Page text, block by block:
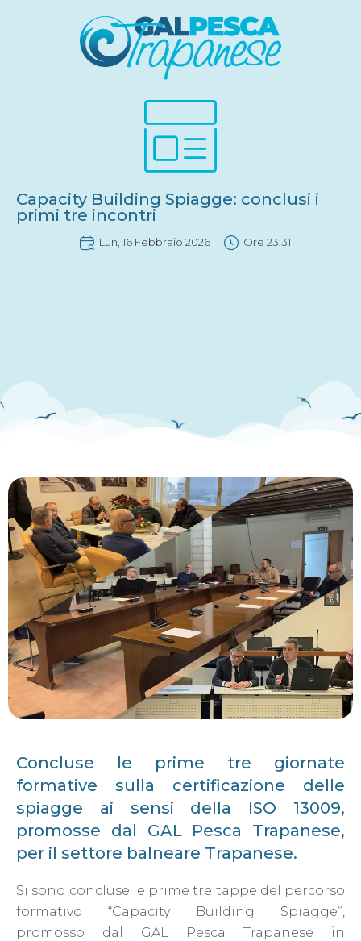
Capacity Building Spiagge: conclusi i
primi tre incontri
Lun, 16 Febbraio 2026 Ore 23:31
Concluse le prime tre giornate
formative sulla certificazione delle
spiagge ai sensi della ISO 13009,
promosse dal GAL Pesca Trapanese,
per il settore balneare Trapanese.
Si sono concluse le prime tre tappe del percorso
formativo “Capacity Building Spiagge”,
promosso dal GAL Pesca Trapanese in